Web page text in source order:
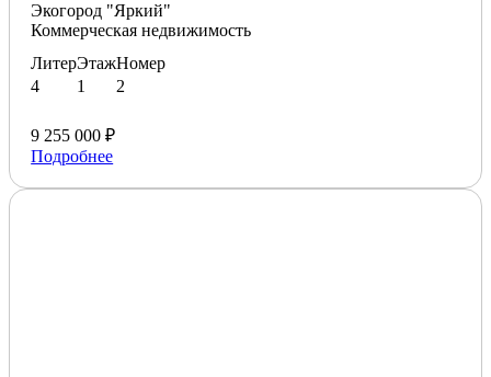
Экогород "Яркий"
Коммерческая недвижимость
Литер
4
Этаж
1
Номер
2
9 255 000 ₽
Подробнее